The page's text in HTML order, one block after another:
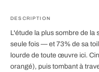
DESCRIPTION
L'étude la plus sombre de la
seule fois — et 73% de sa
lourde de toute œuvre ici.
orangé), puis tombant à